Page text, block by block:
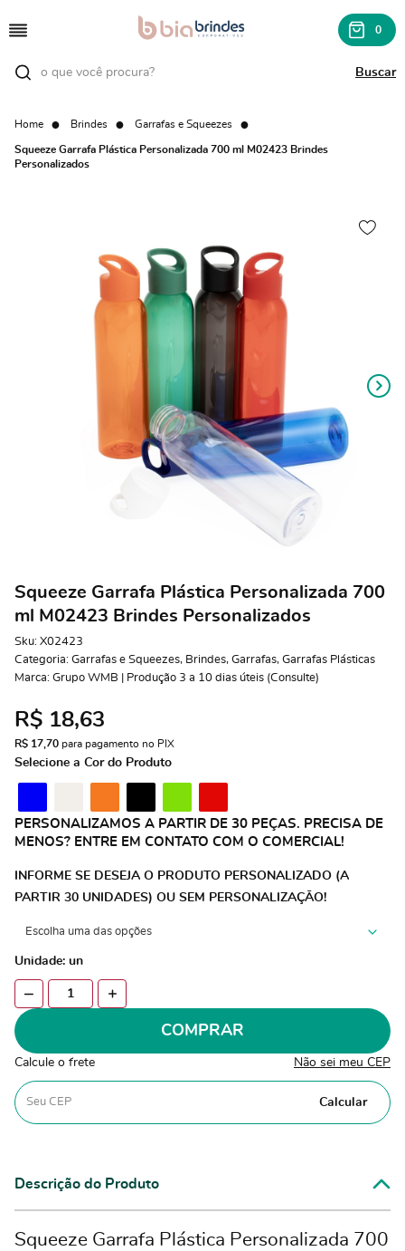
0
Home Brindes Garrafas e Squeezes
Squeeze Garrafa Plástica Personalizada 700 ml M02423 Brindes
Personalizados
Squeeze Garrafa Plástica Personalizada 700
ml M02423 Brindes Personalizados
Sku: X02423
Categoria: Garrafas e Squeezes, Brindes, Garrafas, Garrafas Plásticas
Marca: Grupo WMB | Produção 3 a 10 dias úteis (Consulte)
R$ 18,63
R$ 17,70 para pagamento no PIX
Selecione a Cor do Produto
PERSONALIZAMOS A PARTIR DE 30 PEÇAS. PRECISA DE
MENOS? ENTRE EM CONTATO COM O COMERCIAL!
INFORME SE DESEJA O PRODUTO PERSONALIZADO (A
PARTIR 30 UNIDADES) OU SEM PERSONALIZAÇÃO!
Unidade: un
COMPRAR
Calcule o frete Não sei meu CEP
Calcular
Descrição do Produto
Squeeze Garrafa Plástica Personalizada 700